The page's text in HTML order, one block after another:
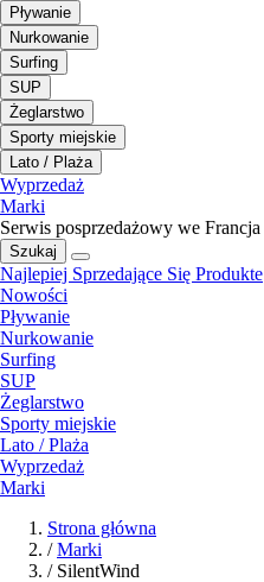
Pływanie
Nurkowanie
Surfing
SUP
Żeglarstwo
Sporty miejskie
Lato / Plaża
Wyprzedaż
Marki
Serwis posprzedażowy we Francja
Szukaj
Najlepiej Sprzedające Się Produkte
Nowości
Pływanie
Nurkowanie
Surfing
SUP
Żeglarstwo
Sporty miejskie
Lato / Plaża
Wyprzedaż
Marki
Strona główna
/ Marki
/ SilentWind